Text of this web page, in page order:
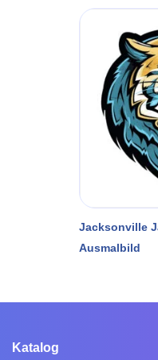
Jacksonville
Ausmalbild
Katalog